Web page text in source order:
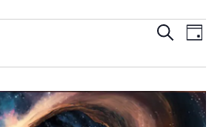
Eventi
e
viste
Cerca